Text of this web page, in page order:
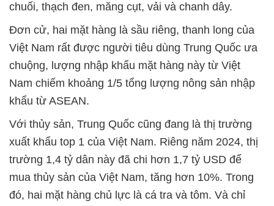
chuối, thạch đen, măng cụt, vải và chanh dây.
Đơn cử, hai mặt hàng là sầu riêng, thanh long của
Việt Nam rất được người tiêu dùng Trung Quốc ưa
chuộng, lượng nhập khẩu mặt hàng này từ Việt
Nam chiếm khoảng 1/5 tổng lượng nông sản nhập
khẩu từ ASEAN.
Với thủy sản, Trung Quốc cũng đang là thị trường
xuất khẩu top 1 của Việt Nam. Riêng năm 2024, thị
trường 1,4 tỷ dân này đã chi hơn 1,7 tỷ USD để
mua thủy sản của Việt Nam, tăng hơn 10%. Trong
đó, hai mặt hàng chủ lực là cá tra và tôm. Và chỉ